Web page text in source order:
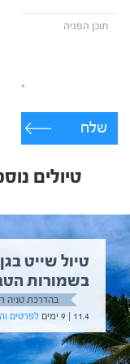
שלח
טיולים
טיול שייט
בשמורות
בהדרכת טניה
11.4 | 9 ימים
לפרטים